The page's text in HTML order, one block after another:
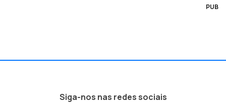
PUB
Siga-nos nas redes sociais